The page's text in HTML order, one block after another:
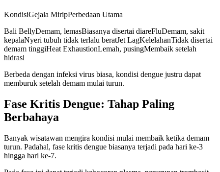
KondisiGejala MiripPerbedaan Utama
Bali BellyDemam, lemasBiasanya disertai diareFluDemam, sakit
kepalaNyeri tubuh tidak terlalu beratJet LagKelelahanTidak disertai
demam tinggiHeat ExhaustionLemah, pusingMembaik setelah
hidrasi
Berbeda dengan infeksi virus biasa, kondisi dengue justru dapat
memburuk setelah demam mulai turun.
Fase Kritis Dengue: Tahap Paling
Berbahaya
Banyak wisatawan mengira kondisi mulai membaik ketika demam
turun. Padahal, fase kritis dengue biasanya terjadi pada hari ke-3
hingga hari ke-7.